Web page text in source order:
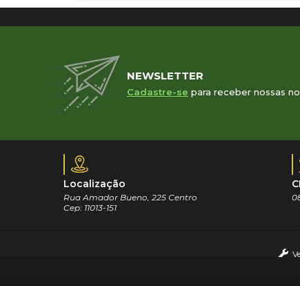
NEWSLETTER
Cadastre-se para receber nossas
Localização
Rua Amador Bueno, 225 Centro
Cep: 11013-151